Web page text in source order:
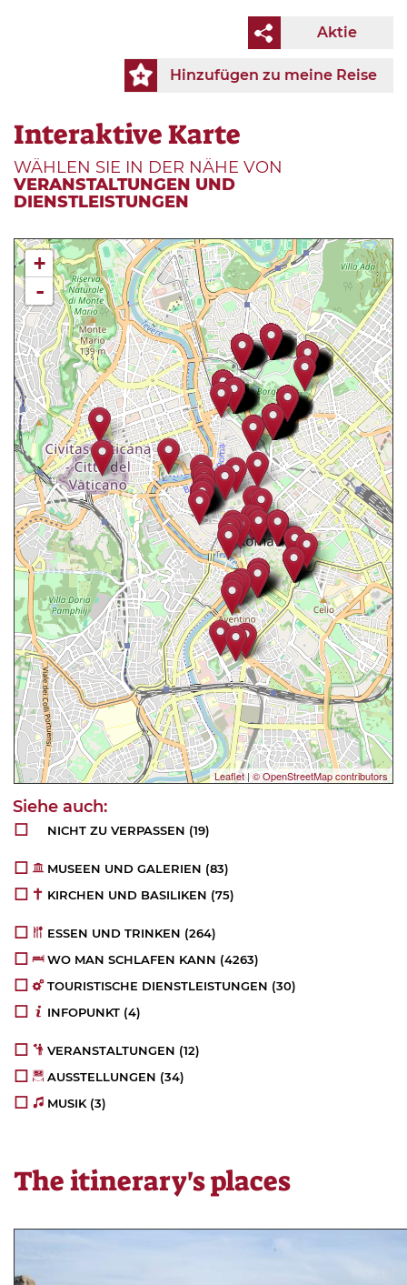
Aktie
Hinzufügen zu meine Reise
Interaktive Karte
WÄHLEN SIE IN DER NÄHE VON
VERANSTALTUNGEN UND
DIENSTLEISTUNGEN
+
-
Leaflet|© OpenStreetMap contributors
NICHT ZU VERPASSEN (19)
MUSEEN UND GALERIEN (84)
KIRCHEN UND BASILIKEN (75)
ESSEN UND TRINKEN (264)
WO MAN SCHLAFEN KANN (4280)
TOURISTISCHE DIENSTLEISTUNGEN (30)
INFOPUNKT (4)
VERANSTALTUNGEN (12)
AUSSTELLUNGEN (34)
MUSIK (3)
The itinerary's places